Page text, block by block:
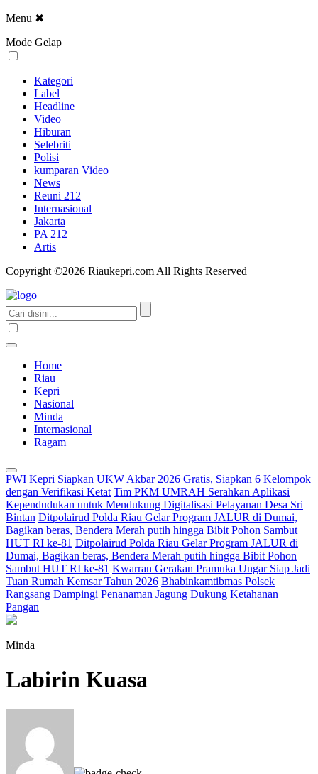
Menu ✖
Mode Gelap
Kategori
Label
Headline
Video
Hiburan
Selebriti
Polisi
kumparan Video
News
Reuni 212
Internasional
Jakarta
PA 212
Artis
Copyright ©2026 Riaukepri.com All Rights Reserved
Home
Riau
Kepri
Nasional
Minda
Internasional
Ragam
PWI Kepri Siapkan UKW Akbar 2026 Gratis, Siapkan 6 Kelompok
dengan Verifikasi Ketat Tim PKM UMRAH Serahkan Aplikasi
Kependudukan untuk Mendukung Digitalisasi Pelayanan Desa Sri
Bintan Ditpolairud Polda Riau Gelar Program JALUR di Dumai,
Bagikan beras, Bendera Merah putih hingga Bibit Pohon Sambut
HUT RI ke-81 Ditpolairud Polda Riau Gelar Program JALUR di
Dumai, Bagikan beras, Bendera Merah putih hingga Bibit Pohon
Sambut HUT RI ke-81 Kwarran Gerakan Pramuka Ungar Siap Jadi
Tuan Rumah Kemsar Tahun 2026 Bhabinkamtibmas Polsek
Rangsang Dampingi Penanaman Jagung Dukung Ketahanan
Pangan
Minda
Labirin Kuasa